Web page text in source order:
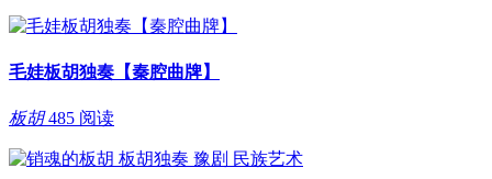
毛娃板胡独奏【秦腔曲牌】
板胡 485 阅读